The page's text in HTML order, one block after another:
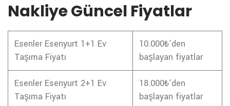
Nakliye Güncel Fiyatlar
Esenler Esenyurt 1+1 Ev
Taşıma Fiyatı
10.000₺’den
başlayan fiyatlar
Esenler Esenyurt 2+1 Ev
Taşıma Fiyatı
18.000₺’den
başlayan fiyatlar